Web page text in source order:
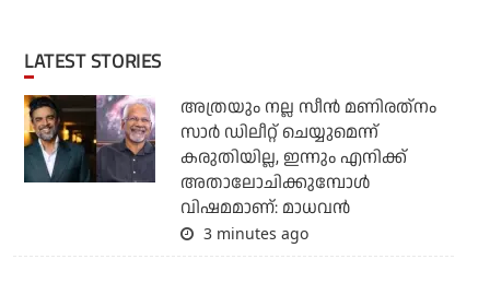
LATEST STORIES
അത്രയും നല്ല സീന്‍ മണിരത്‌നം
സാര്‍ ഡിലീറ്റ് ചെയ്യുമെന്ന്
കരുതിയില്ല, ഇന്നും എനിക്ക്
അതാലോചിക്കുമ്പോള്‍
വിഷമമാണ്: മാധവന്‍
3 minutes ago